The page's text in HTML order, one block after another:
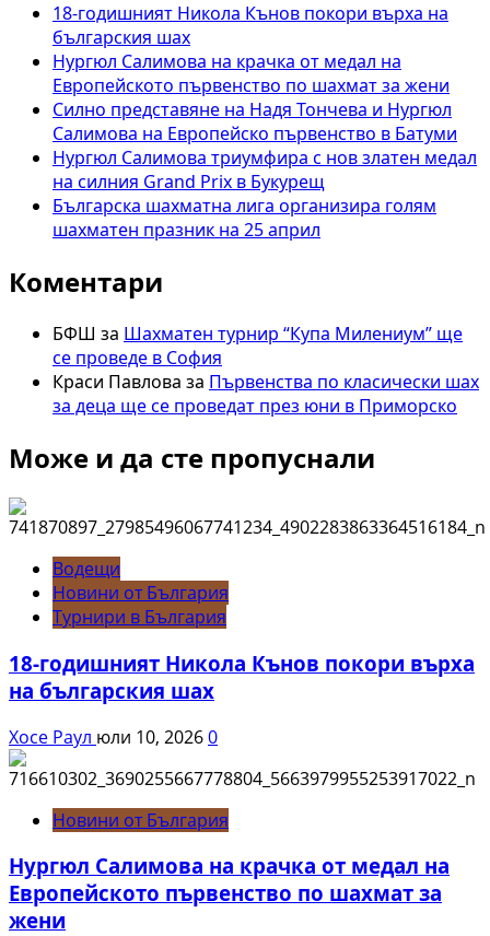
18-годишният Никола Кънов покори върха на
българския шах
Нургюл Салимова на крачка от медал на
Европейското първенство по шахмат за жени
Силно представяне на Надя Тончева и Нургюл
Салимова на Европейско първенство в Батуми
Нургюл Салимова триумфира с нов златен медал
на силния Grand Prix в Букурещ
Българска шахматна лига организира голям
шахматен празник на 25 април
Коментари
БФШ за Шахматен турнир “Купа Милениум” ще
се проведе в София
Краси Павлова за Първенства по класически шах
за деца ще се проведат през юни в Приморско
Може и да сте пропуснали
Водещи
Новини от България
Турнири в България
18-годишният Никола Кънов покори върха
на българския шах
Хосе Раул юли 10, 20260
Новини от България
Нургюл Салимова на крачка от медал на
Европейското първенство по шахмат за
жени